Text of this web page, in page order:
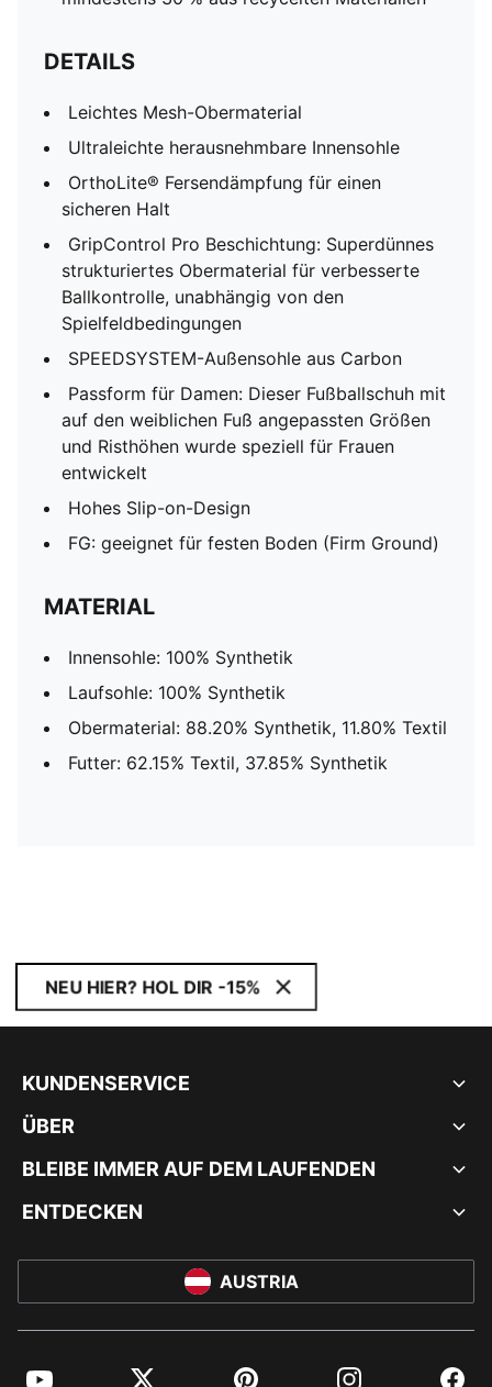
DETAILS
Leichtes Mesh-Obermaterial
Ultraleichte herausnehmbare Innensohle
OrthoLite® Fersendämpfung für einen
sicheren Halt
GripControl Pro Beschichtung: Superdünnes
strukturiertes Obermaterial für verbesserte
Ballkontrolle, unabhängig von den
Spielfeldbedingungen
SPEEDSYSTEM-Außensohle aus Carbon
Passform für Damen: Dieser Fußballschuh mit
auf den weiblichen Fuß angepassten Größen
und Risthöhen wurde speziell für Frauen
entwickelt
Hohes Slip-on-Design
FG: geeignet für festen Boden (Firm Ground)
MATERIAL
Innensohle: 100% Synthetik
Laufsohle: 100% Synthetik
Obermaterial: 88.20% Synthetik, 11.80% Textil
Futter: 62.15% Textil, 37.85% Synthetik
NEU HIER? HOL DIR -15%
KUNDENSERVICE
ÜBER
BLEIBE IMMER AUF DEM LAUFENDEN
ENTDECKEN
AUSTRIA